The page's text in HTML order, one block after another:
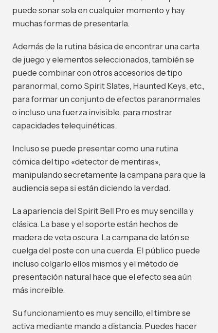
puede sonar sola en cualquier momento y hay
muchas formas de presentarla.
Además de la rutina básica de encontrar una carta
de juego y elementos seleccionados, también se
puede combinar con otros accesorios de tipo
paranormal, como Spirit Slates, Haunted Keys, etc.,
para formar un conjunto de efectos paranormales
o incluso una fuerza invisible. para mostrar
capacidades telequinéticas.
Incluso se puede presentar como una rutina
cómica del tipo «detector de mentiras»,
manipulando secretamente la campana para que la
audiencia sepa si están diciendo la verdad.
La apariencia del Spirit Bell Pro es muy sencilla y
clásica. La base y el soporte están hechos de
madera de veta oscura. La campana de latón se
cuelga del poste con una cuerda. El público puede
incluso colgarlo ellos mismos y el método de
presentación natural hace que el efecto sea aún
más increíble.
Su funcionamiento es muy sencillo, el timbre se
activa mediante mando a distancia. Puedes hacer